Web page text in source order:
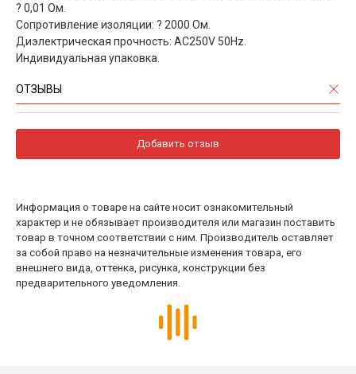
? 0,01 Ом.
Сопротивление изоляции: ? 2000 Ом.
Диэлектрическая прочность: AC250V 50Hz.
Индивидуальная упаковка.
ОТЗЫВЫ
Добавить отзыв
Информация о товаре на сайте носит ознакомительный
характер и не обязывает производителя или магазин поставить
товар в точном соответствии с ним. Производитель оставляет
за собой право на незначительные изменения товара, его
внешнего вида, оттенка, рисунка, конструкции без
предварительного уведомления.